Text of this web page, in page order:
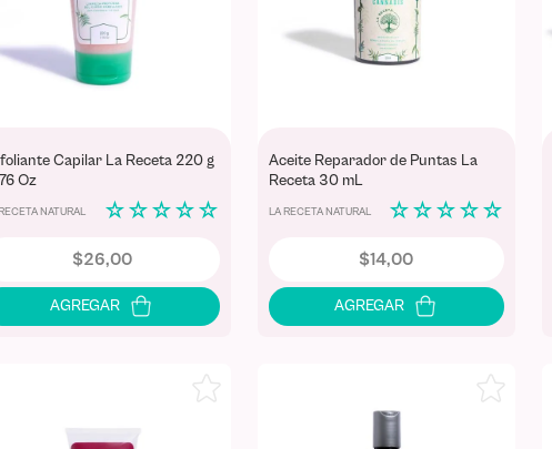
Capilar La Receta 220 g
Oz
RECETA NATURAL ☆ ☆ ☆ ☆ ☆
$26,00
Aceite Reparador de Puntas La
Receta 30 mL
LA RECETA NATURAL ☆ ☆ ☆ ☆ ☆
$14,00